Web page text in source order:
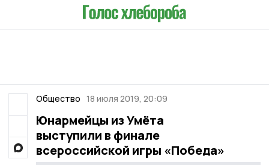
Общество 18 июля 2019, 20:09
Юнармейцы из Умёта
выступили в финале
всероссийской игры «Победа»